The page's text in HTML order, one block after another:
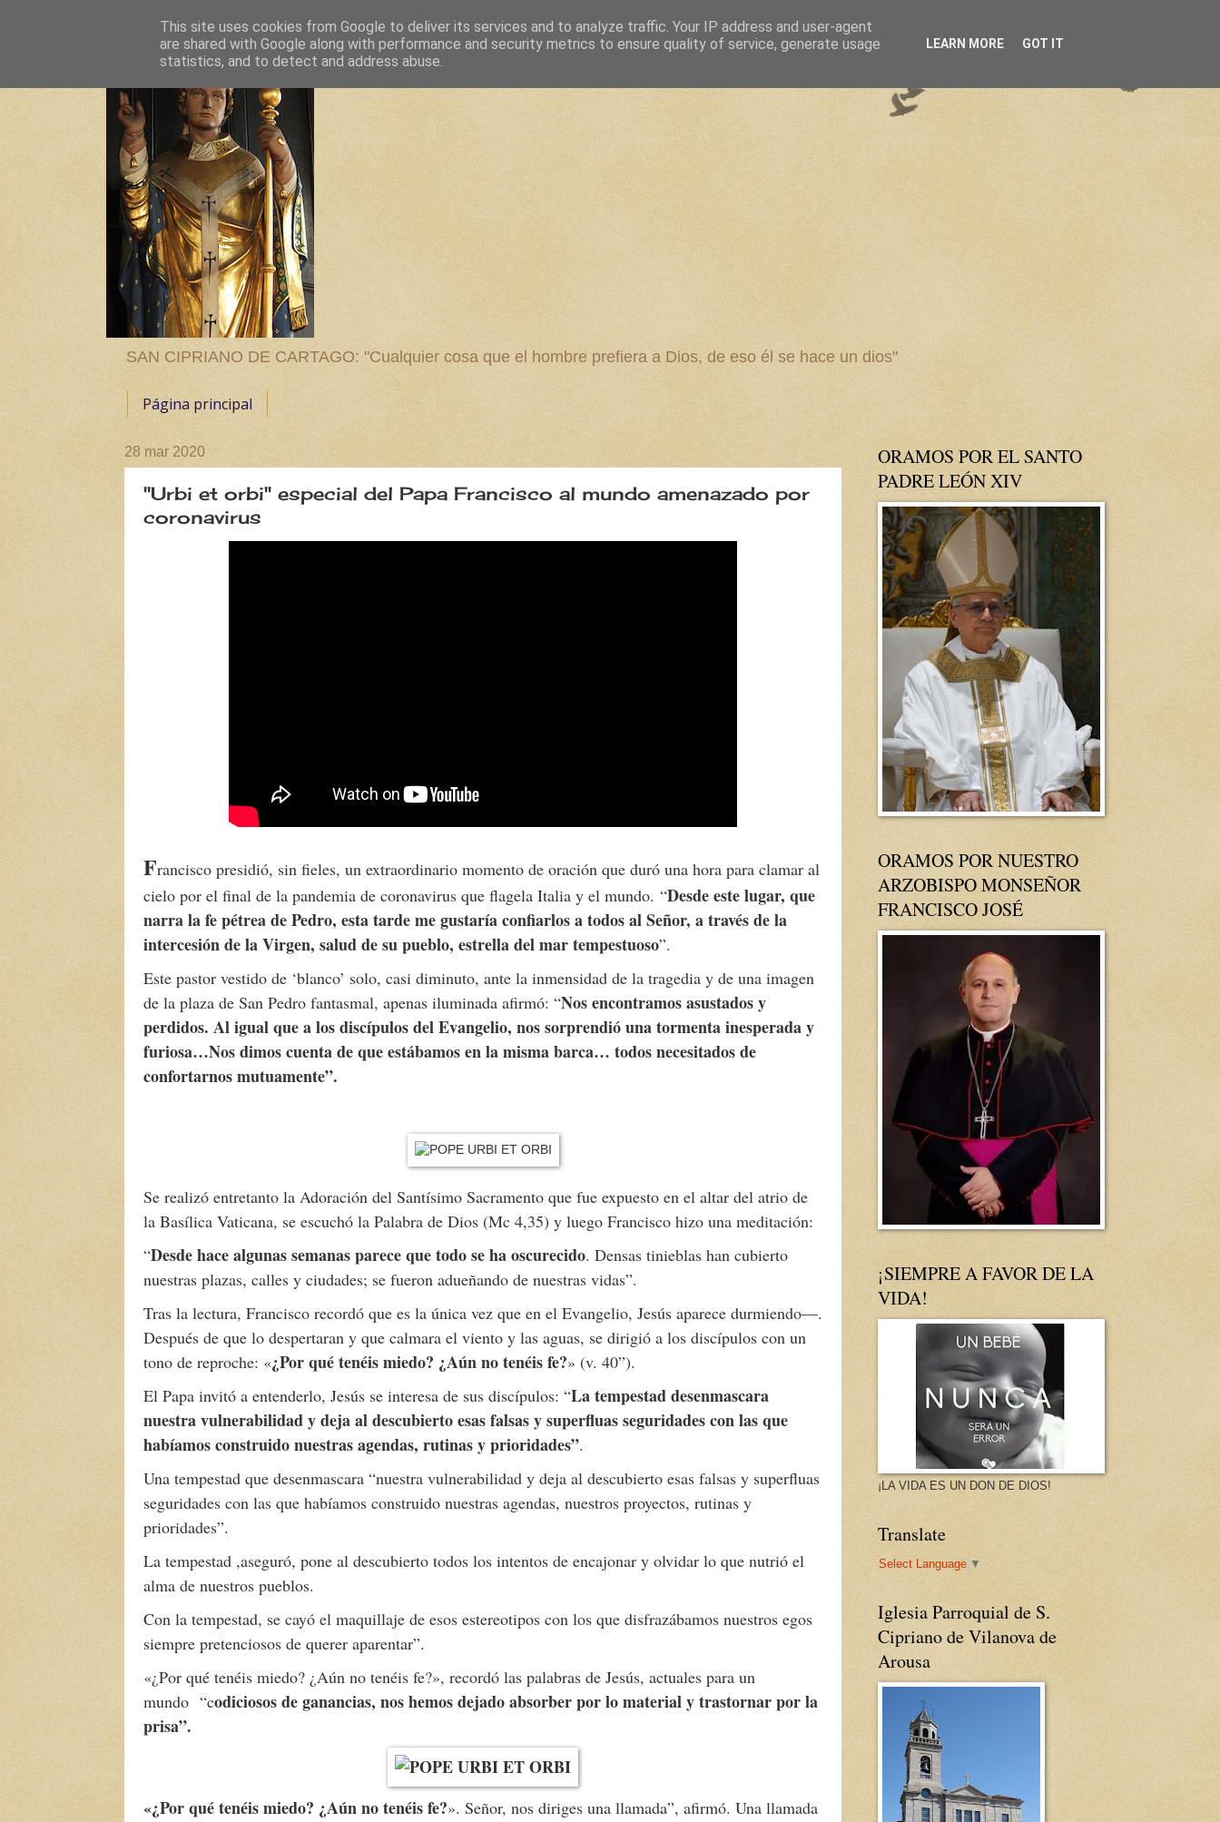
SAN CIPRIANO DE CARTAGO: "Cualquier cosa que el hombre prefiera a Dios, de eso él se hace un dios"
Página principal
28 mar 2020
"Urbi et orbi" especial del Papa Francisco al mundo amenazado por
coronavirus
Francisco presidió, sin fieles, un extraordinario momento de oración que duró una hora para clamar al
cielo por el final de la pandemia de coronavirus que flagela Italia y el mundo. “Desde este lugar, que
narra la fe pétrea de Pedro, esta tarde me gustaría confiarlos a todos al Señor, a través de la
intercesión de la Virgen, salud de su pueblo, estrella del mar tempestuoso”.
Este pastor vestido de ‘blanco’ solo, casi diminuto, ante la inmensidad de la tragedia y de una imagen
de la plaza de San Pedro fantasmal, apenas iluminada afirmó: “Nos encontramos asustados y
perdidos. Al igual que a los discípulos del Evangelio, nos sorprendió una tormenta inesperada y
furiosa…Nos dimos cuenta de que estábamos en la misma barca… todos necesitados de
confortarnos mutuamente”.
Se realizó entretanto la Adoración del Santísimo Sacramento que fue expuesto en el altar del atrio de
la Basílica Vaticana, se escuchó la Palabra de Dios (Mc 4,35) y luego Francisco hizo una meditación:
“Desde hace algunas semanas parece que todo se ha oscurecido. Densas tinieblas han cubierto
nuestras plazas, calles y ciudades; se fueron adueñando de nuestras vidas”.
Tras la lectura, Francisco recordó que es la única vez que en el Evangelio, Jesús aparece durmiendo—.
Después de que lo despertaran y que calmara el viento y las aguas, se dirigió a los discípulos con un
tono de reproche: «¿Por qué tenéis miedo? ¿Aún no tenéis fe?» (v. 40”).
El Papa invitó a entenderlo, Jesús se interesa de sus discípulos: “La tempestad desenmascara
nuestra vulnerabilidad y deja al descubierto esas falsas y superfluas seguridades con las que
habíamos construido nuestras agendas, rutinas y prioridades”.
Una tempestad que desenmascara “nuestra vulnerabilidad y deja al descubierto esas falsas y superfluas
seguridades con las que habíamos construido nuestras agendas, nuestros proyectos, rutinas y
prioridades”.
La tempestad ,aseguró, pone al descubierto todos los intentos de encajonar y olvidar lo que nutrió el
alma de nuestros pueblos.
Con la tempestad, se cayó el maquillaje de esos estereotipos con los que disfrazábamos nuestros egos
siempre pretenciosos de querer aparentar”.
«¿Por qué tenéis miedo? ¿Aún no tenéis fe?», recordó las palabras de Jesús, actuales para un
mundo “codiciosos de ganancias, nos hemos dejado absorber por lo material y trastornar por la
prisa”.
«¿Por qué tenéis miedo? ¿Aún no tenéis fe?». Señor, nos diriges una llamada”, afirmó. Una llamada
ORAMOS POR EL SANTO
PADRE LEÓN XIV
ORAMOS POR NUESTRO
ARZOBISPO MONSEÑOR
FRANCISCO JOSÉ
¡SIEMPRE A FAVOR DE LA
VIDA!
¡LA VIDA ES UN DON DE DIOS!
Translate
Select Language ▼
Iglesia Parroquial de S.
Cipriano de Vilanova de
Arousa
This site uses cookies from Google to deliver its services and to analyze traffic. Your IP address and user-agent
are shared with Google along with performance and security metrics to ensure quality of service, generate usage
statistics, and to detect and address abuse.
LEARN MORE GOT IT